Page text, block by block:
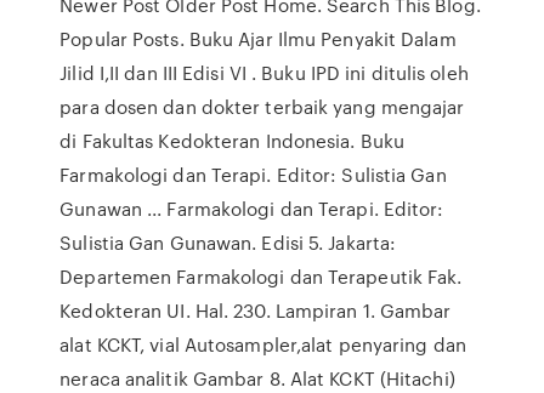
Popular Posts. Buku Ajar Ilmu Penyakit Dalam
Jilid I,II dan III Edisi VI . Buku IPD ini ditulis oleh
para dosen dan dokter terbaik yang mengajar
di Fakultas Kedokteran Indonesia. Buku
Farmakologi dan Terapi. Editor: Sulistia Gan
Gunawan ... Farmakologi dan Terapi. Editor:
Sulistia Gan Gunawan. Edisi 5. Jakarta:
Departemen Farmakologi dan Terapeutik Fak.
Kedokteran UI. Hal. 230. Lampiran 1. Gambar
alat KCKT, vial Autosampler,alat penyaring dan
neraca analitik Gambar 8. Alat KCKT (Hitachi)